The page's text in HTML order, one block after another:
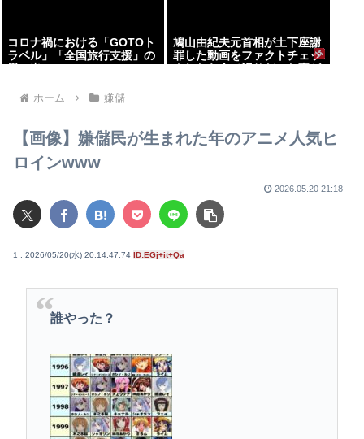
コロナ禍における「GOTOト
ラベル」「全国旅行支援」の
思い出
鳩山由紀夫元首相が土下座謝
罪した動画をファクトチェッ
クしたら全て誤りだった事が
ホーム
嫌儲
【画像】嫌儲民が生まれた年のアニメ人気ヒ
ロインwww
2026.05.20 21:18
1 : 2026/05/20(水) 20:14:47.74 ID:EGj+it+Qa
誰やった？